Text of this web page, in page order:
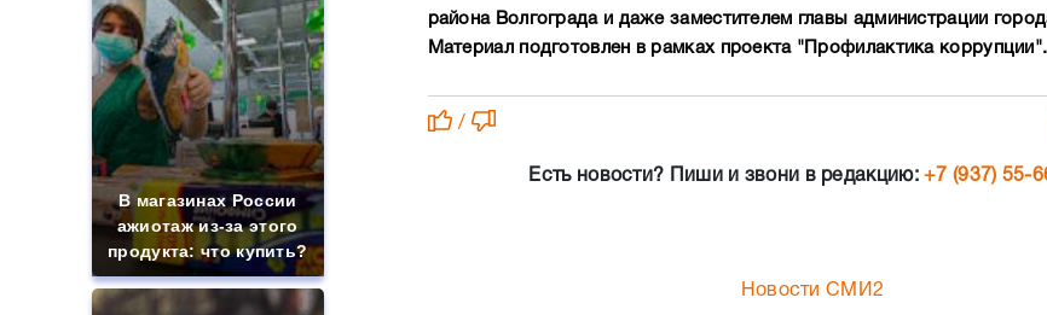
В магазинах России
ажиотаж из-за этого
продукта: что купить?
района Волгограда и даже заместителем главы администрации
Материал подготовлен в рамках проекта "Профилактика коррупции".
/
Есть новости? Пиши и звони в редакцию:+7 (937) 55-
Новости СМИ2